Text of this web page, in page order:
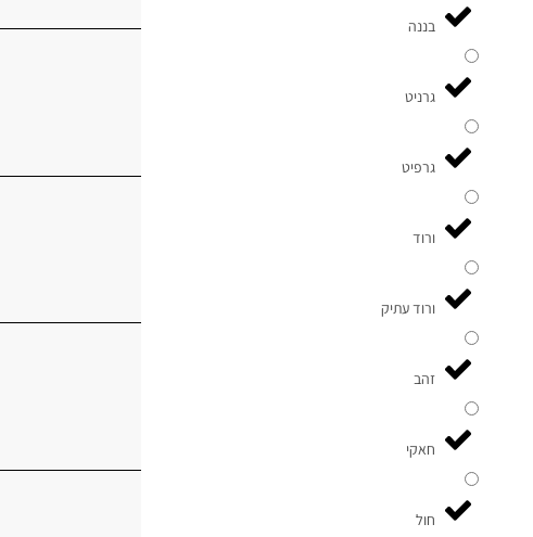
בננה
גרניט
גרפיט
ורוד
ורוד עתיק
זהב
חאקי
חול